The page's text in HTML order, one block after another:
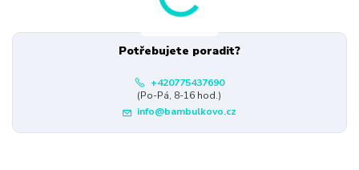
Potřebujete poradit?
+420775437690
(Po-Pá, 8-16 hod.)
info@bambulkovo.cz